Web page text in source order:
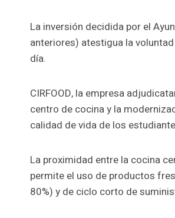
La inversión decidida por el
anteriores) atestigua la
día.
CIRFOOD, la empresa
centro de cocina y la
calidad de vida de los
La proximidad entre la cocina
permite el uso de productos
80%) y de ciclo corto de